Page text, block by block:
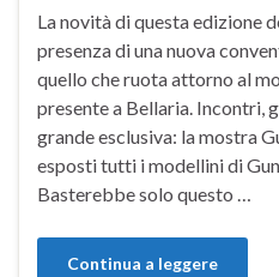
La novità di questa edizione
presenza di una nuova
quello che ruota attorno al
presente a Bellaria. Incontri,
grande esclusiva: la mostra
esposti tutti i modellini di
Basterebbe solo questo …
Continua a leggere